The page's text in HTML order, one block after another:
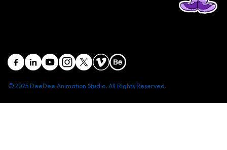
© 2025 DeeDee Animation Studio. All Rights Reserved.
Branch office: SGR Bld., No. 167 -169 Dien Bien Phu Str.,